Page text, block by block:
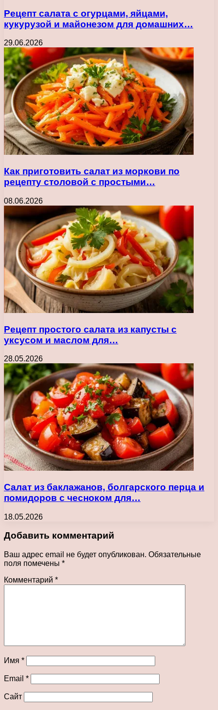
Рецепт салата с огурцами, яйцами,
кукурузой и майонезом для домашних…
29.06.2026
Как приготовить салат из моркови по
рецепту столовой с простыми…
08.06.2026
Рецепт простого салата из капусты с
уксусом и маслом для…
28.05.2026
Салат из баклажанов, болгарского перца и
помидоров с чесноком для…
18.05.2026
Добавить комментарий
Ваш адрес email не будет опубликован. Обязательные
поля помечены *
Комментарий *
Имя *
Email *
Сайт